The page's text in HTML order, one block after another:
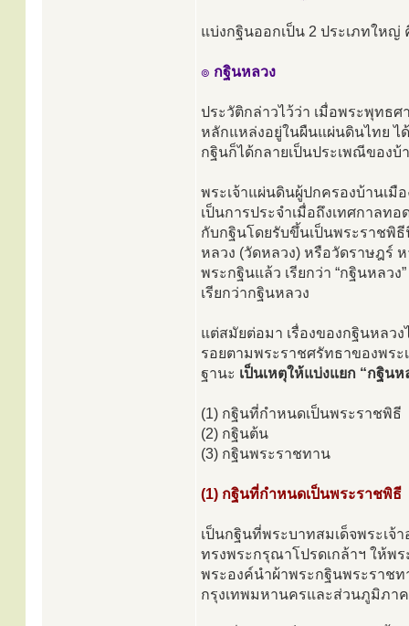
แบ่งกฐินออกเป็น 2 ประเภทให
๏ กฐินหลวง
ประวัติกล่าวไว้ว่า เมื่อพระพุทธ
หลักแหล่งอยู่ในผืนแผ่นดินไทย ไ
กฐินก็ได้กลายเป็นประเพณีของบ้
พระเจ้าแผ่นดินผู้ปกครองบ้านเมื
เป็นการประจำเมื่อถึงเทศกาลท
กับกฐินโดยรับขึ้นเป็นพระราชพิธี
หลวง (วัดหลวง) หรือวัดราษฎร์
พระกฐินแล้ว เรียกว่า “กฐินหลว
เรียกว่ากฐินหลวง
แต่สมัยต่อมา เรื่องของกฐินหลว
รอยตามพระราชศรัทธาของพร
ฐานะ เป็นเหตุให้แบ่งแยก “กฐิน
(1) กฐินที่กำหนดเป็นพระราชพิธี
(2) กฐินต้น
(3) กฐินพระราชทาน
(1) กฐินที่กำหนดเป็นพระราชพิธี
เป็นกฐินที่พระบาทสมเด็จพระเจ้
ทรงพระกรุณาโปรดเกล้าฯ ให้พ
พระองค์นำผ้าพระกฐินพระราช
กรุงเทพมหานครและส่วนภูมิภา